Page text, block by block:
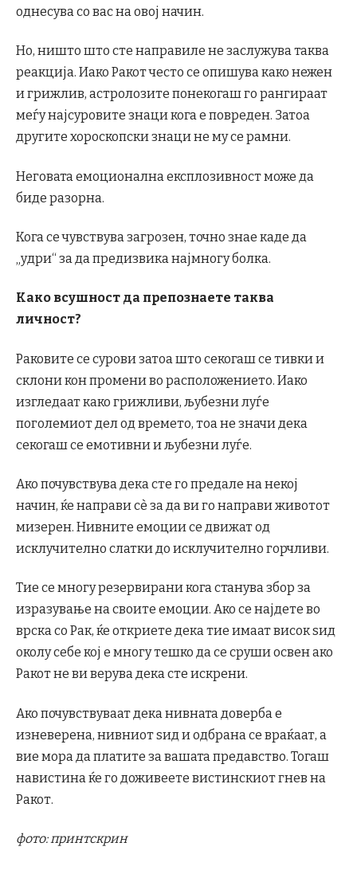
однесува со вас на овој начин.
Но, ништо што сте направиле не заслужува таква
реакција. Иако Ракот често се опишува како нежен
и грижлив, астролозите понекогаш го рангираат
меѓу најсуровите знаци кога е повреден. Затоа
другите хороскопски знаци не му се рамни.
Неговата емоционална експлозивност може да
биде разорна.
Кога се чувствува загрозен, точно знае каде да
„удри“ за да предизвика најмногу болка.
Како всушност да препознаете таква
личност?
Раковите се сурови затоа што секогаш се тивки и
склони кон промени во расположението. Иако
изгледаат како грижливи, љубезни луѓе
поголемиот дел од времето, тоа не значи дека
секогаш се емотивни и љубезни луѓе.
Ако почувствува дека сте го предале на некој
начин, ќе направи сè за да ви го направи животот
мизерен. Нивните емоции се движат од
исклучително слатки до исклучително горчливи.
Тие се многу резервирани кога станува збор за
изразување на своите емоции. Ако се најдете во
врска со Рак, ќе откриете дека тие имаат висок ѕид
околу себе кој е многу тешко да се сруши освен ако
Ракот не ви верува дека сте искрени.
Ако почувствуваат дека нивната доверба е
изневерена, нивниот ѕид и одбрана се враќаат, а
вие мора да платите за вашата предавство. Тогаш
навистина ќе го доживеете вистинскиот гнев на
Ракот.
фото: принтскрин